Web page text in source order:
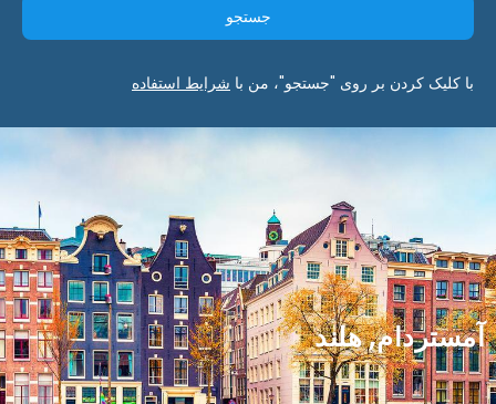
آمستردام, هلند
جستجو
با کلیک کردن بر روی "جستجو"، من با شرایط استفاده